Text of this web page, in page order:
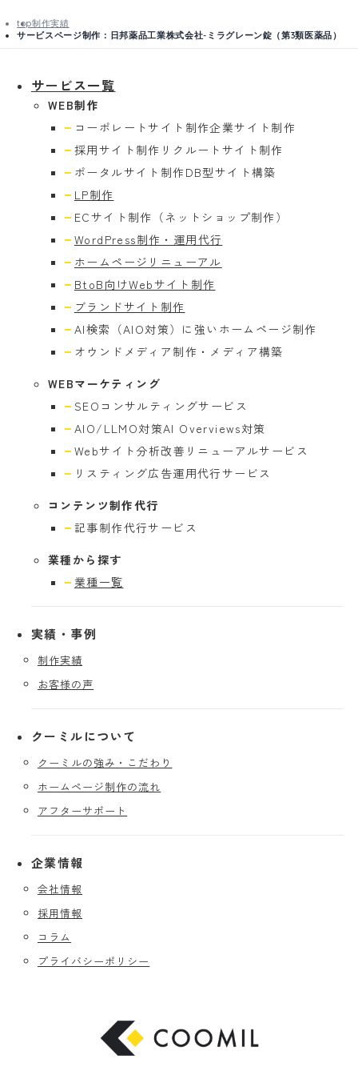
top制作実績
サービスページ制作：日邦薬品工業株式会社-ミラグレーン錠（第3類医薬品）
サービス一覧
WEB制作
コーポレートサイト制作企業サイト制作
採用サイト制作 リクルートサイト制作
ポータルサイト制作DB型サイト構築
LP制作
ECサイト制作 （ネットショップ制作）
WordPress制作・運用代行
ホームページリニューアル
BtoB向けWebサイト制作
ブランドサイト制作
AI検索（AIO対策）に強い ホームページ制作
オウンドメディア制作・ メディア構築
WEBマーケティング
SEOコンサル ティングサービス
AIO/LLMO対策AI Overviews対策
Webサイト分析改善リニューアルサービス
リスティング広告運用代行サービス
コンテンツ制作代行
記事制作代行サービス
業種から探す
業種一覧
実績・事例
制作実績
お客様の声
クーミルについて
クーミルの強み・こだわり
ホームページ制作の流れ
アフターサポート
企業情報
会社情報
採用情報
コラム
プライバシーポリシー